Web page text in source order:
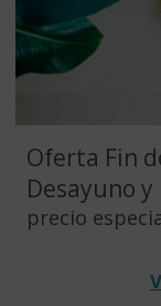
Oferta Fin
Desayuno
precio